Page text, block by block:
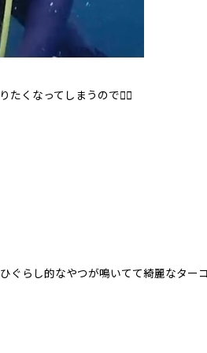
ラインストア
たくなってしまうので🏄‍♂️
らし的なやつが鳴いてて綺麗なター